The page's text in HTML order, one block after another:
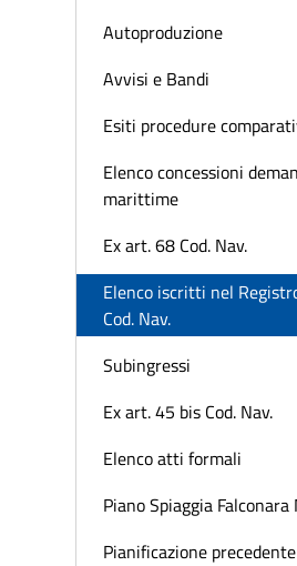
Autoproduzione
Avvisi e Bandi
Esiti procedure
Elenco concessioni
marittime
Ex art. 68 Cod. Nav.
Elenco iscritti nel
Cod. Nav.
Subingressi
Ex art. 45 bis Cod. Nav.
Elenco atti formali
Piano Spiaggia
Pianificazione precedente